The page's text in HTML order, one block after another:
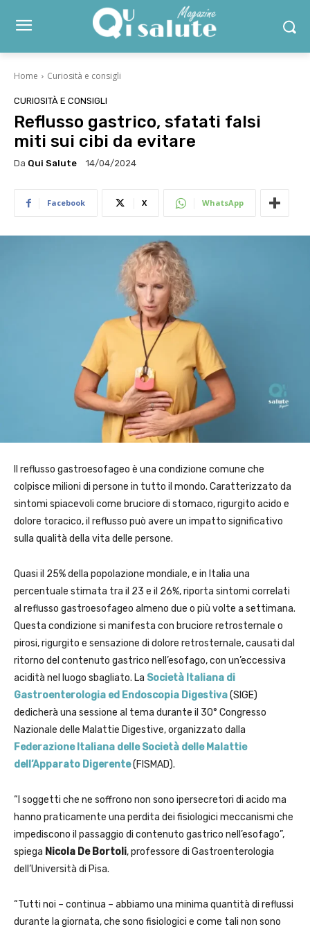
Home Curiosità e consigli
CURIOSITÀ E CONSIGLI
Reflusso gastrico, sfatati falsi
miti sui cibi da evitare
Da Qui Salute 14/04/2024
Facebook X WhatsApp
Il reflusso gastroesofageo è una condizione comune che
colpisce milioni di persone in tutto il mondo. Caratterizzato da
sintomi spiacevoli come bruciore di stomaco, rigurgito acido e
dolore toracico, il reflusso può avere un impatto significativo
sulla qualità della vita delle persone.
Quasi il 25% della popolazione mondiale, e in Italia una
percentuale stimata tra il 23 e il 26%, riporta sintomi correlati
al reflusso gastroesofageo almeno due o più volte a settimana.
Questa condizione si manifesta con bruciore retrosternale o
pirosi, rigurgito e sensazione di dolore retrosternale, causati dal
ritorno del contenuto gastrico nell’esofago, con un’eccessiva
acidità nel luogo sbagliato. La Società Italiana di
Gastroenterologia ed Endoscopia Digestiva(SIGE)
dedicherà una sessione al tema durante il 30° Congresso
Nazionale delle Malattie Digestive, organizzato dalla
Federazione Italiana delle Società delle Malattie
dell’Apparato Digerente(FISMAD).
“I soggetti che ne soffrono non sono ipersecretori di acido ma
hanno praticamente una perdita dei fisiologici meccanismi che
impediscono il passaggio di contenuto gastrico nell’esofago”,
spiega Nicola De Bortoli, professore di Gastroenterologia
dell’Università di Pisa.
“Tutti noi – continua – abbiamo una minima quantità di reflussi
durante la giornata, che sono fisiologici e come tali non sono